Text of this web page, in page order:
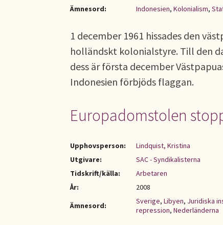
Ämnesord:
Indonesien, Kolonialism,
1 december 1961 hissades den
holländskt kolonialstyre. Till den
dess är första december
Indonesien förbjöds flaggan.
Europadomstolen
Upphovsperson:
Lindquist, Kristina
Utgivare:
SAC - Syndikalisterna
Tidskrift/källa:
Arbetaren
År:
2008
Ämnesord:
Sverige, Libyen, Juridiska
repression, Nederländerna